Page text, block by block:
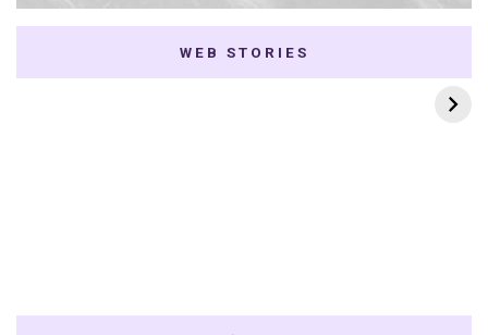
WEB STORIES
7 K-dramas Enemies
to Lovers
Thai Dramas com
First e Khaotung